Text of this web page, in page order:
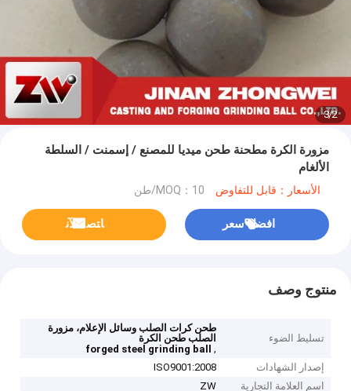
2
/
3
مزورة الكرة مطحنة طحن ميديا ​​للمصنع / إسمنت / السلطة
الألغام
الأسعار：قابل للتفاوض MOQ：10/طن
افضل سعر ﺎﺘﺼﻟ ﺍﻶﻧ
منتوج وصف
تسليط الضوء
طحن كرات الصلب وسائل الإعلام، مزورة
الصلب طحن الكرة
,
forged steel grinding ball
إصدار الشهادات
ISO9001:2008
اسم العلامة التجارية
ZW